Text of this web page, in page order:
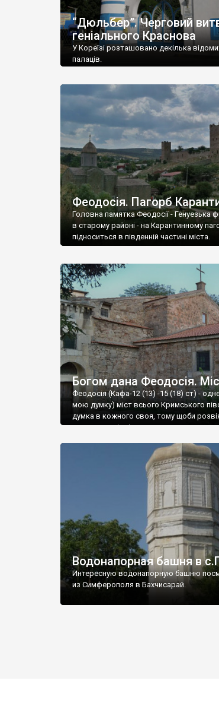
“Дюльбер”. Черговий
геніального Краснова
У Кореїзі розташовано декілька
палаців.
Феодосія. Пагорб
Головна памятка Феодосії - Генуезька
в старому районі - на Карантинному
підноситься в південній частині міста.
Богом дана Феодосія.
Феодосія (Кафа-12 (13) -15 (18) ст) -
мою думку) міст всього Кримського
думка в кожного своя, тому щоби
запрошую відвідати це
Водонапорная башня в
Интересную водонапорную башню
из Симферополя в Бахчисарай.